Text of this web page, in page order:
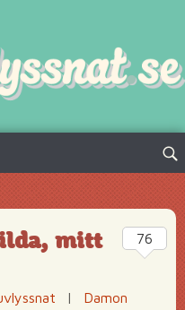
Sök
mitt
|
Damon
76